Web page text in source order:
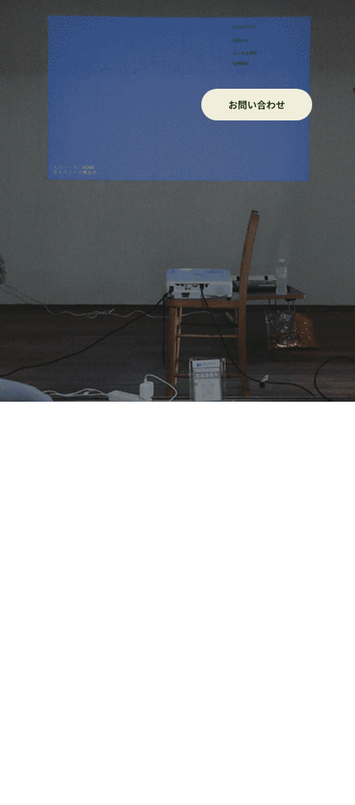
ほねろぐ
HONEブログ
​お知らせ
よくある質問
採用情報
お問い合わせ
​プライバシーポリシー
© 2026 株式会社HONE